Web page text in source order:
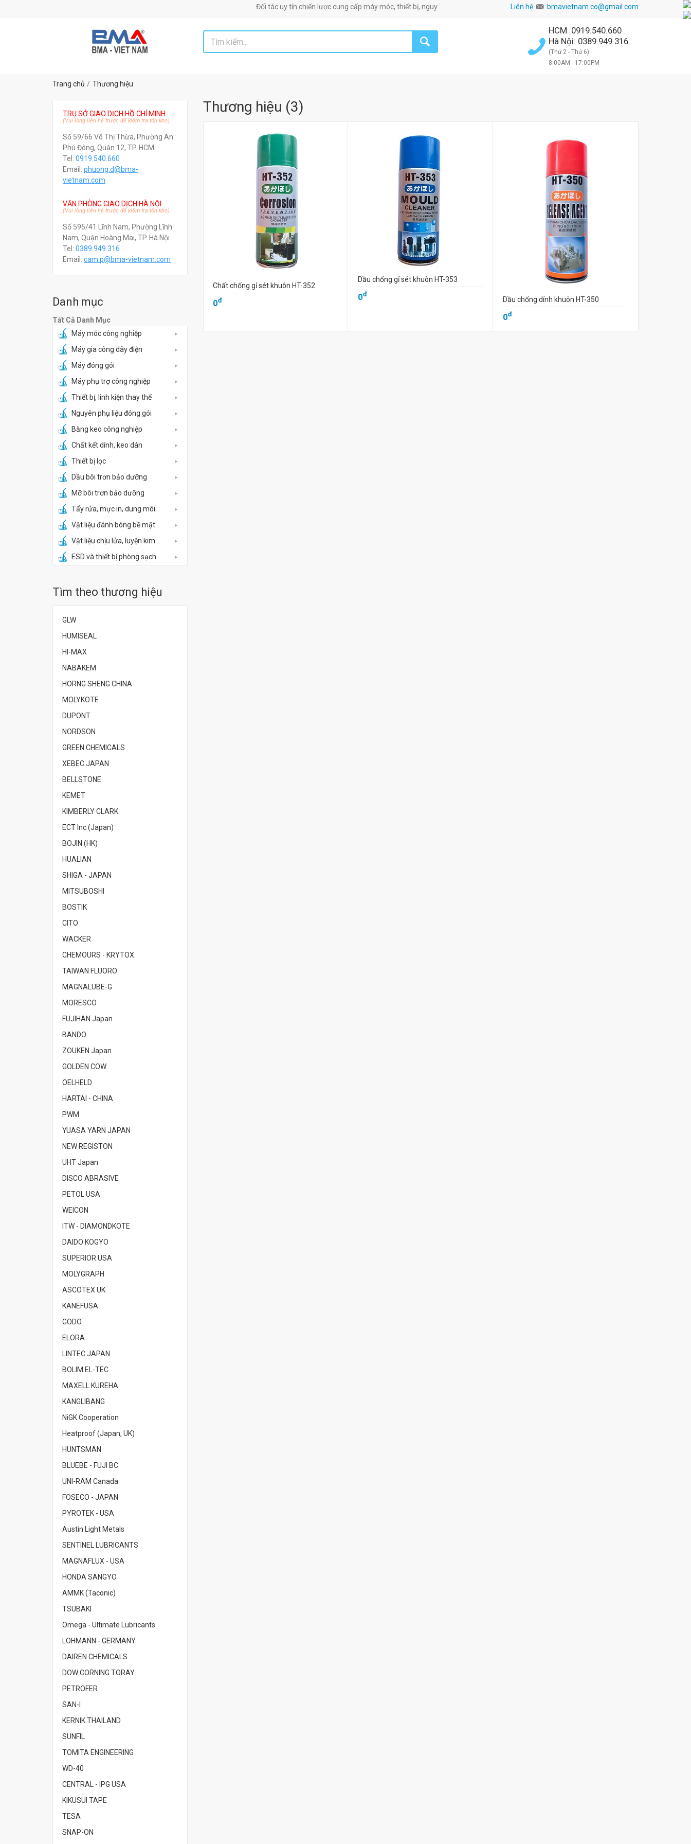
Đối tác uy tín chiến lược cung cấp máy móc, thiết bị, nguyên phụ liệu công nghiệp! Liên hệ bmavietnam.co@gmail.com
HCM: 0919.540.660
Hà Nội: 0389.949.316
(Thứ 2 - Thứ 6)
8:00AM - 17:00PM
Trang chủ Thương hiệu
TRỤ SỞ GIAO DỊCH HỒ CHÍ MINH
(Vui lòng liên hệ trước để kiểm tra tồn kho)
Số 59/66 Võ Thị Thừa, Phường An
Phú Đông, Quận 12, TP. HCM.
Tel: 0919.540.660
Email: phuong.d@bma-
vietnam.com
VĂN PHÒNG GIAO DỊCH HÀ NỘI
(Vui lòng liên hệ trước để kiểm tra tồn kho)
Số 595/41 Lĩnh Nam, Phường Lĩnh
Nam, Quận Hoàng Mai, TP. Hà Nội.
Tel: 0389.949.316
Email: cam.p@bma-vietnam.com
Danh mục
Tất Cả Danh Mục
Máy móc công nghiệp
Máy gia công dây điện
Máy đóng gói
Máy phụ trợ công nghiệp
Thiết bị, linh kiện thay thế
Nguyên phụ liệu đóng gói
Băng keo công nghiệp
Chất kết dính, keo dán
Thiết bị lọc
Dầu bôi trơn bảo dưỡng
Mỡ bôi trơn bảo dưỡng
Tẩy rửa, mực in, dung môi
Vật liệu đánh bóng bề mặt
Vật liệu chịu lửa, luyện kim
ESD và thiết bị phòng sạch
Tìm theo thương hiệu
GLW
HUMISEAL
HI-MAX
NABAKEM
HORNG SHENG CHINA
MOLYKOTE
DUPONT
NORDSON
GREEN CHEMICALS
XEBEC JAPAN
BELLSTONE
KEMET
KIMBERLY CLARK
ECT Inc (Japan)
BOJIN (HK)
HUALIAN
SHIGA - JAPAN
MITSUBOSHI
BOSTIK
CITO
WACKER
CHEMOURS - KRYTOX
TAIWAN FLUORO
MAGNALUBE-G
MORESCO
FUJIHAN Japan
BANDO
ZOUKEN Japan
GOLDEN COW
OELHELD
HARTAI - CHINA
PWM
YUASA YARN JAPAN
NEW REGISTON
UHT Japan
DISCO ABRASIVE
PETOL USA
WEICON
ITW - DIAMONDKOTE
DAIDO KOGYO
SUPERIOR USA
MOLYGRAPH
ASCOTEX UK
KANEFUSA
GODO
ELORA
LINTEC JAPAN
BOLIM EL-TEC
MAXELL KUREHA
KANGLIBANG
NiGK Cooperation
Heatproof (Japan, UK)
HUNTSMAN
BLUEBE - FUJI BC
UNI-RAM Canada
FOSECO - JAPAN
PYROTEK - USA
Austin Light Metals
SENTINEL LUBRICANTS
MAGNAFLUX - USA
HONDA SANGYO
AMMK (Taconic)
TSUBAKI
Omega - Ultimate Lubricants
LOHMANN - GERMANY
DAIREN CHEMICALS
DOW CORNING TORAY
PETROFER
SAN-I
KERNIK THAILAND
SUNFIL
TOMITA ENGINEERING
WD-40
CENTRAL - IPG USA
KIKUSUI TAPE
TESA
SNAP-ON
Thương hiệu (3)
Chất chống gỉ sét khuôn HT-352
0đ
Dầu chống gỉ sét khuôn HT-353
0đ
Dầu chống dính khuôn HT-350
0đ